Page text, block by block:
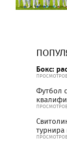
Бокс:
Футбол
турнира